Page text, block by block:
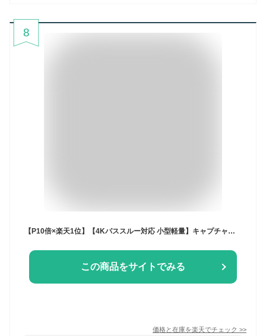
8
この商品をサイトでみる
価格と在庫を楽天でチェック >>